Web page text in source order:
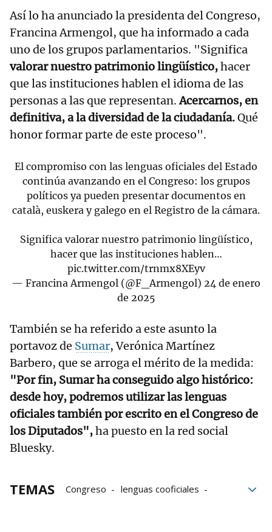
Así lo ha anunciado la presidenta del Congreso,
Francina Armengol, que ha informado a cada
uno de los grupos parlamentarios. "Significa
valorar nuestro patrimonio lingüístico,hacer
que las instituciones hablen el idioma de las
personas a las que representan.Acercarnos, en
definitiva, a la diversidad de la ciudadanía.Qué
honor formar parte de este proceso".
El compromiso con las lenguas oficiales del Estado
continúa avanzando en el Congreso: los grupos
políticos ya pueden presentar documentos en
català, euskera y galego en el Registro de la cámara.
Significa valorar nuestro patrimonio lingüístico,
hacer que las instituciones hablen…
pic.twitter.com/trnmx8XEyv
— Francina Armengol (@F_Armengol) 24 de enero
de 2025
También se ha referido a este asunto la
portavoz de Sumar, Verónica Martínez
Barbero, que se arroga el mérito de la medida:
"Por fin, Sumar ha conseguido algo histórico:
desde hoy, podremos utilizar las lenguas
oficiales también por escrito en el Congreso de
los Diputados",ha puesto en la red social
Bluesky.
TEMAS Congreso
lenguas cooficiales